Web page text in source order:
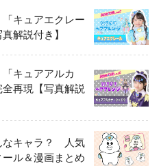
キュアエクレー
解説付き】
キュアアルカ
再現【写真解説
なキャラ？ 人気
ル＆漫画まとめ